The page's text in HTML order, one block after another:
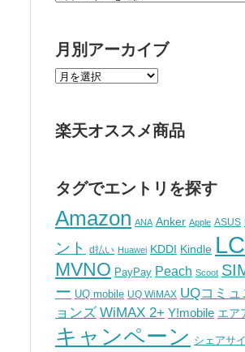
月別アーカイブ
楽天オススメ商品
タグでエントリを探す
Amazon ANA Anker Apple ASUS
ント
d払い Huawei KDDI Kindle
MVNO PayPay Peach Scoot
ー UQ mobile UQ WiMAX UQコミ
ョンズ WiMAX 2+ Y!mobile エア
キャンペーン シェアサ